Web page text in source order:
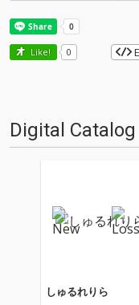
Like! 0
Digital Catalog
しゅるれりら